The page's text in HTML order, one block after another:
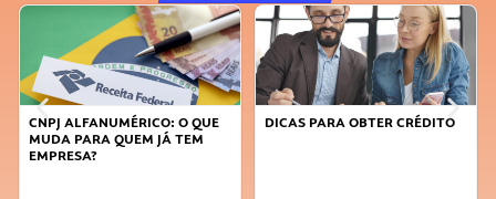
CNPJ ALFANUMÉRICO: O QUE
MUDA PARA QUEM JÁ TEM
EMPRESA?
DICAS PARA OBTER CRÉDITO